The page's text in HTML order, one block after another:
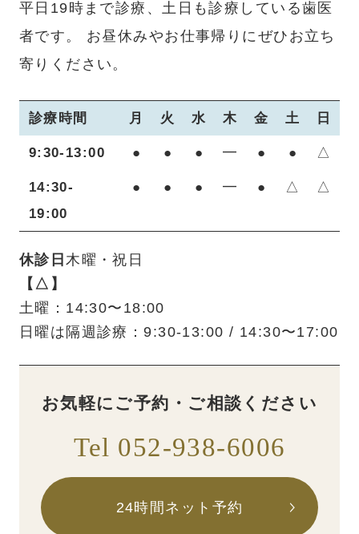
平日19時まで診療、土日も診療している歯医
者です。
お昼休みやお仕事帰りにぜひお立ち
寄りください。
診療時間 月 火 水 木 金 土 日
9:30-13:00 ● ● ● ━ ● ● △
14:30-
19:00
● ● ● ━ ● △ △
休診日 木曜・祝日
【△】
土曜：14:30〜18:00
日曜は隔週診療：9:30-13:00 / 14:30〜17:00
お気軽にご予約・ご相談ください
Tel 052-938-6006
24時間ネット予約